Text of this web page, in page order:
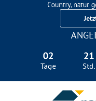
Country, natur
Landhausdiele
02
Tage
21
Std.